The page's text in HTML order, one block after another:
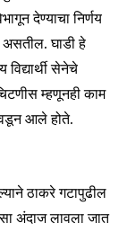
of the
देण्याचा निर्णय
असतील. घाडी हे
सेनेचे
म्हणूनही काम
आले होते.
ठाकरे गटापुढील
अंदाज लावला जात